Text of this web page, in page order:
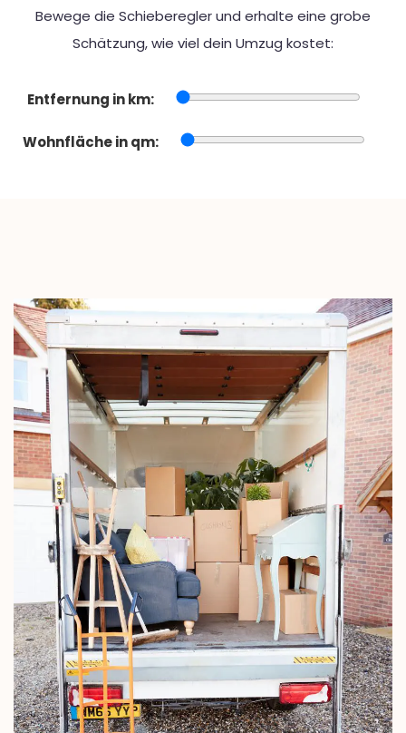
Bewege die Schieberegler und erhalte eine grobe
Schätzung, wie viel dein Umzug kostet:
Entfernung in km:
Wohnfläche in qm: